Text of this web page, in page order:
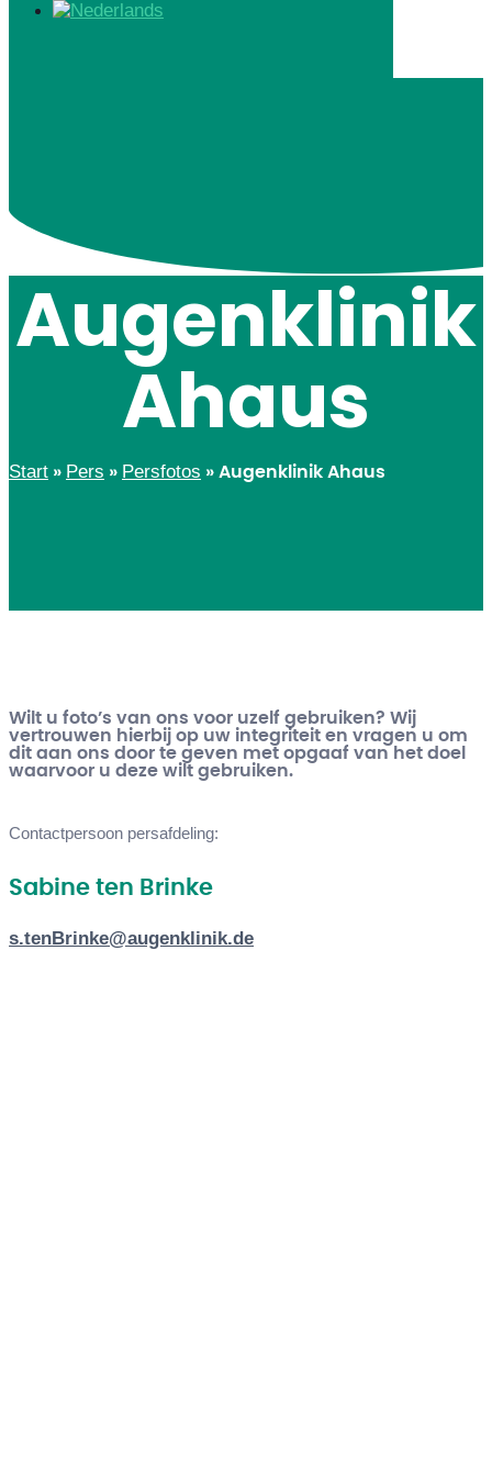
Augenklinik
Ahaus
Start » Pers » Persfotos » Augenklinik Ahaus
Wilt u foto’s van ons voor uzelf gebruiken? Wij
vertrouwen hierbij op uw integriteit en vragen u om
dit aan ons door te geven met opgaaf van het doel
waarvoor u deze wilt gebruiken.
Contactpersoon persafdeling:
Sabine ten Brinke
s.tenBrinke@augenklinik.de